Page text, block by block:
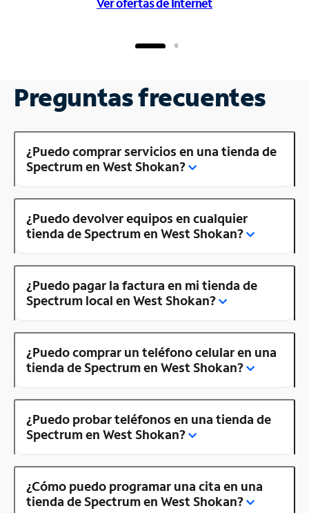
Ver ofertas de Internet
Preguntas frecuentes
¿Puedo comprar servicios en una tienda de
Spectrum en West Shokan?
¿Puedo devolver equipos en cualquier
tienda de Spectrum en West Shokan?
¿Puedo pagar la factura en mi tienda de
Spectrum local en West Shokan?
¿Puedo comprar un teléfono celular en una
tienda de Spectrum en West Shokan?
¿Puedo probar teléfonos en una tienda de
Spectrum en West Shokan?
¿Cómo puedo programar una cita en una
tienda de Spectrum en West Shokan?